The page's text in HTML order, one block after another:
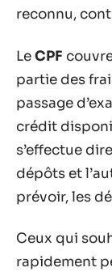
reconnu,
LeCPF
partie des
passage
crédit
s’effectue
dépôts et
prévoir, les
Ceux qui
rapidement